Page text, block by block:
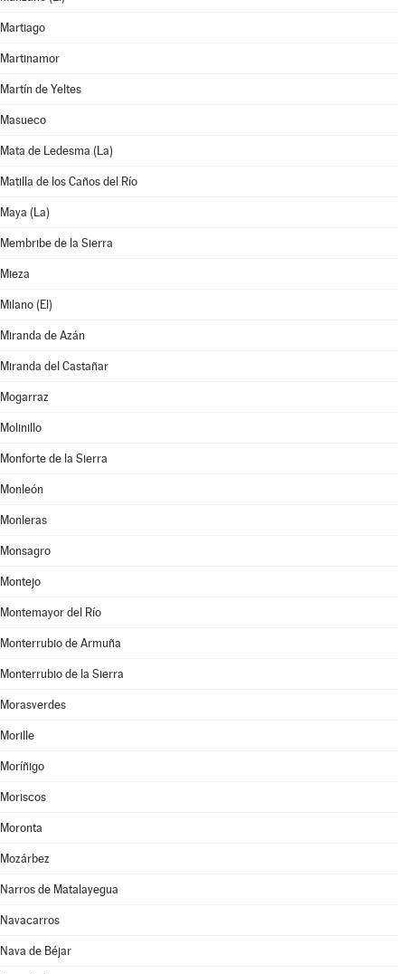
Martiago
Martinamor
Martín de Yeltes
Masueco
Mata de Ledesma (La)
Matilla de los Caños del Río
Maya (La)
Membribe de la Sierra
Mieza
Milano (El)
Miranda de Azán
Miranda del Castañar
Mogarraz
Molinillo
Monforte de la Sierra
Monleón
Monleras
Monsagro
Montejo
Montemayor del Río
Monterrubio de Armuña
Monterrubio de la Sierra
Morasverdes
Morille
Moríñigo
Moriscos
Moronta
Mozárbez
Narros de Matalayegua
Navacarros
Nava de Béjar